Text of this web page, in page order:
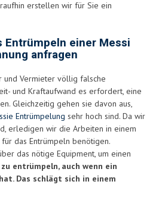
erstellen wir für Sie ein
Entrümpeln einer Messi
anfragen
Vermieter völlig falsche
und Kraftaufwand es erfordert, eine
Gleichzeitig gehen sie davon aus,
Entrümpelung sehr hoch sind. Da wir
erledigen wir die Arbeiten in einem
das Entrümpeln benötigen.
das nötige Equipment, um einen
entrümpeln, auch wenn ein
Das schlägt sich in einem